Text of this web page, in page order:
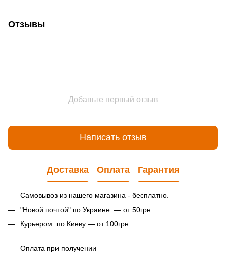
Отзывы
Добавьте первый отзыв
Написать отзыв
Доставка Оплата Гарантия
Самовывоз из нашего магазина - бесплатно.
"Новой почтой" по Украине — от 50грн.
Курьером по Киеву — от 100грн.
Оплата при получении